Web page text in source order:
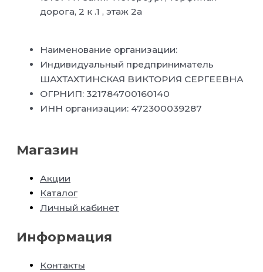
дорога, 2 к .1 , этаж 2а
Наименование организации:
Индивидуальный предприниматель
ШАХТАХТИНСКАЯ ВИКТОРИЯ СЕРГЕЕВНА
ОГРНИП: 321784700160140
ИНН организации: 472300039287
Магазин
Акции
Каталог
Личный кабинет
Информация
Контакты